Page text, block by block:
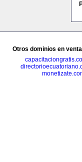
Otros dominios en